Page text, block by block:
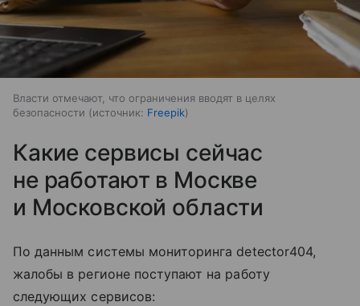
Власти отмечают, что ограничения вводят в целях
безопасности
источник: Freepik
Какие сервисы сейчас
не работают в Москве
и Московской области
По данным системы мониторинга detector404,
жалобы в регионе поступают на работу
следующих сервисов: